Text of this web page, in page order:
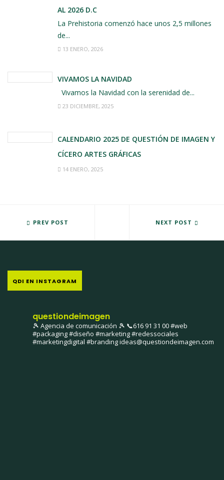
AL 2026 D.C
La Prehistoria comenzó hace unos 2,5 millones
de...
13 ENERO, 2026
VIVAMOS LA NAVIDAD
Vivamos la Navidad con la serenidad de...
23 DICIEMBRE, 2025
CALENDARIO 2025 DE QUESTIÓN DE IMAGEN Y
CÍCERO ARTES GRÁFICAS
14 ENERO, 2025
PREV POST
PROGRAMA OFICIAL DEL TEATRO LATORRE DE TORO PARA EL
NEXT POST
NUEVOS DESPLEGABLES
QDI EN INSTAGRAM
questiondeimagen
🎾 Agencia de comunicación 🎾 📞616 91 31 00#web
#packaging #diseño #marketing #redessociales
#marketingdigital #brandingideas@questiondeimagen.com